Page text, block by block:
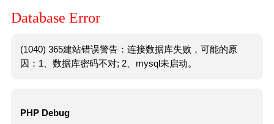
Database Error
(1040) 365建站错误警告：连接数据库失败，可能的原
因：1、数据库密码不对; 2、mysql未启动。
PHP Debug